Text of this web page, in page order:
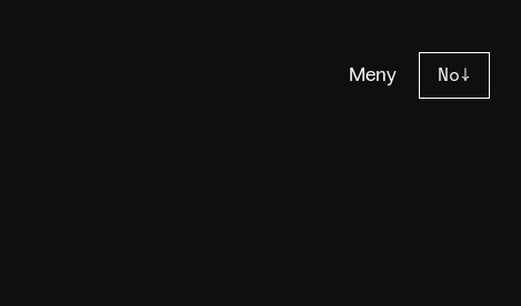
Meny No↓